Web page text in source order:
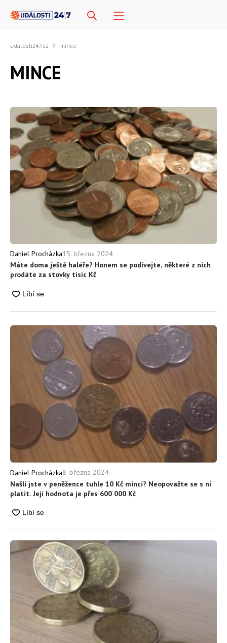
udalosti247.cz mince
MINCE
Daniel Procházka15. března 2024
Máte doma ještě haléře? Honem se podívejte, některé z nich
prodáte za stovky tisíc Kč
Daniel Procházka8. března 2024
Našli jste v peněžence tuhle 10 Kč minci? Neopovažte se s ní
platit. Její hodnota je přes 600 000 Kč